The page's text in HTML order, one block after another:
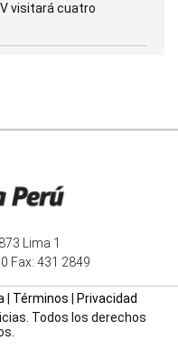
visitará cuatro
Lima 1
Fax: 431 2849
| Términos
Privacidad
Todos los derechos